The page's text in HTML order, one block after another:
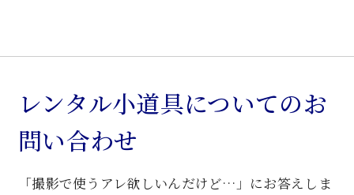
座
卓
個
レンタル小道具についてのお
問い合わせ
「撮影で使うアレ欲しいんだけど…」にお答えしま